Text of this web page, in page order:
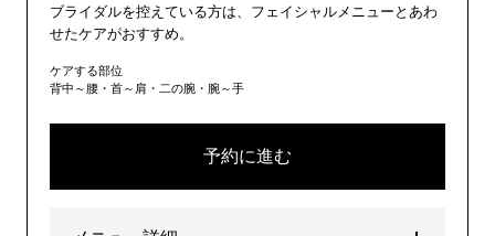
ブライダルを控えている方は、フェイシャルメニューとあわ
せたケアがおすすめ。
ケアする部位
背中～腰・首～肩・二の腕・腕～手
予約に進む